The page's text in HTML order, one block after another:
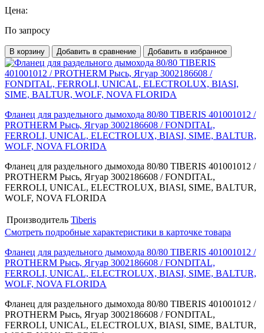
Цена:
По запросу
В корзину Добавить в сравнение Добавить в избранное
Фланец для раздельного дымохода 80/80 TIBERIS 401001012 /
PROTHERM Рысь, Ягуар 3002186608 / FONDITAL,
FERROLI, UNICAL, ELECTROLUX, BIASI, SIME, BALTUR,
WOLF, NOVA FLORIDA
Фланец для раздельного дымохода 80/80 TIBERIS 401001012 /
PROTHERM Рысь, Ягуар 3002186608 / FONDITAL,
FERROLI, UNICAL, ELECTROLUX, BIASI, SIME, BALTUR,
WOLF, NOVA FLORIDA
Производитель Tiberis
Смотреть подробные характеристики в карточке товара
Фланец для раздельного дымохода 80/80 TIBERIS 401001012 /
PROTHERM Рысь, Ягуар 3002186608 / FONDITAL,
FERROLI, UNICAL, ELECTROLUX, BIASI, SIME, BALTUR,
WOLF, NOVA FLORIDA
Фланец для раздельного дымохода 80/80 TIBERIS 401001012 /
PROTHERM Рысь, Ягуар 3002186608 / FONDITAL,
FERROLI, UNICAL, ELECTROLUX, BIASI, SIME, BALTUR,